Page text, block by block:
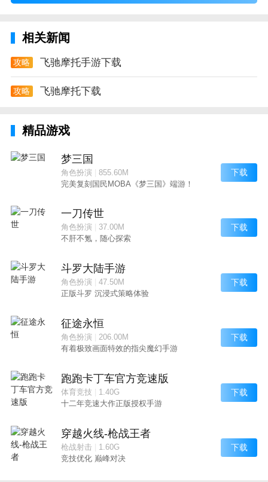
相关新闻
攻略 飞驰摩托手游下载
攻略 飞驰摩托下载
精品游戏
梦三国
角色扮演| 855.60M
完美复刻国民MOBA《梦三国》端游！
下载
一刀传世
角色扮演| 37.00M
不肝不氪，随心探索
下载
斗罗大陆手游
角色扮演| 47.50M
正版斗罗 沉浸式策略体验
下载
征途永恒
角色扮演| 206.00M
有着极致画面特效的指尖魔幻手游
下载
跑跑卡丁车官方竞速版
体育竞技
1.40G
十二年竞速大作正版授权手游
下载
穿越火线-枪战王者
枪战射击
1.60G
竞技优化 巅峰对决
下载